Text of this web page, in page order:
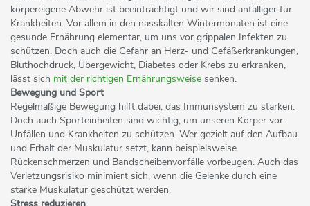
körpereigene Abwehr ist beeinträchtigt und wir sind anfälliger für
Krankheiten. Vor allem in den nasskalten Wintermonaten ist eine
gesunde Ernährung elementar, um uns vor grippalen Infekten zu
schützen. Doch auch die Gefahr an Herz- und Gefäßerkrankungen,
Bluthochdruck, Übergewicht, Diabetes oder Krebs zu erkranken,
lässt sich mit der richtigen Ernährungsweise senken.
Bewegung und Sport
Regelmäßige Bewegung hilft dabei, das Immunsystem zu stärken.
Doch auch Sporteinheiten sind wichtig, um unseren Körper vor
Unfällen und Krankheiten zu schützen. Wer gezielt auf den Aufbau
und Erhalt der Muskulatur setzt, kann beispielsweise
Rückenschmerzen und Bandscheibenvorfälle vorbeugen. Auch das
Verletzungsrisiko minimiert sich, wenn die Gelenke durch eine
starke Muskulatur geschützt werden.